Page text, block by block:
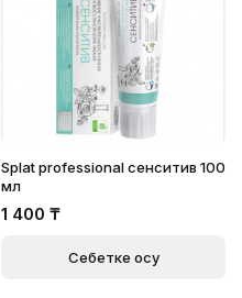
Splat professional сенситив 100
мл
1 400 ₸
Себетке қосу